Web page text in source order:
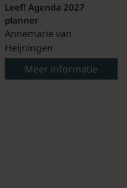
Leef! Agenda 2027
planner
Annemarie van
Heijningen
Meer informatie